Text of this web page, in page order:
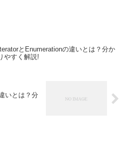
IteratorとEnumerationの違いとは？分か
やすく解説!
いとは？分